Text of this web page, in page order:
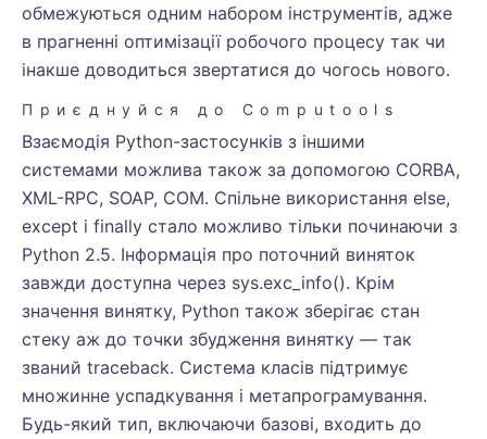
обмежуються одним набором інструментів, адже
в прагненні оптимізації робочого процесу так чи
інакше доводиться звертатися до чогось нового.
Приєднуйся до Computools
Взаємодія Python-застосунків з іншими
системами можлива також за допомогою CORBA,
XML-RPC, SOAP, COM. Спільне використання else,
except і finally стало можливо тільки починаючи з
Python 2.5. Інформація про поточний виняток
завжди доступна через sys.exc_info(). Крім
значення винятку, Python також зберігає стан
стеку аж до точки збудження винятку — так
званий traceback. Система класів підтримує
множинне успадкування і метапрограмування.
Будь-який тип, включаючи базові, входить до